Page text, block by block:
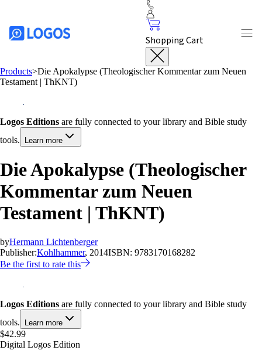
Shopping Cart
Products>Die Apokalypse (Theologischer Kommentar zum Neuen
Testament | ThKNT)
Logos Editions are fully connected to your library and Bible study
tools.
Learn more
Die Apokalypse (Theologischer
Kommentar zum Neuen
Testament | ThKNT)
byHermann Lichtenberger
Publisher:Kohlhammer, 2014ISBN: 9783170168282
Be the first to rate this
Logos Editions are fully connected to your library and Bible study
tools.
Learn more
$42.99
Digital Logos Edition